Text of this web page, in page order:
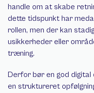
handle om at skabe
dette tidspunkt har
rollen, men der kan
usikkerheder eller
træning.
Derfor bør en god
en struktureret